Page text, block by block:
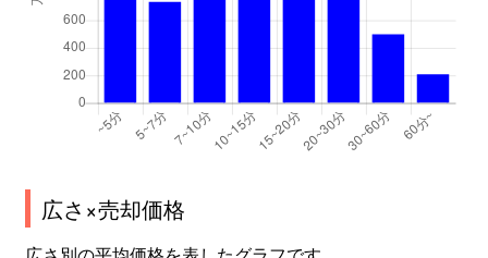
広さ×売却価格